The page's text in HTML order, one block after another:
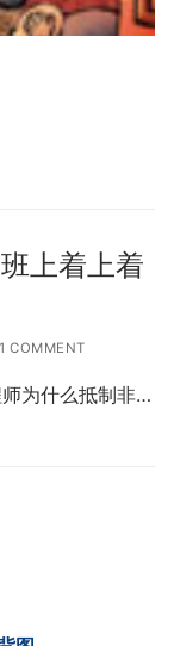
上着上着
1 COMMENT
为什么抵制非…